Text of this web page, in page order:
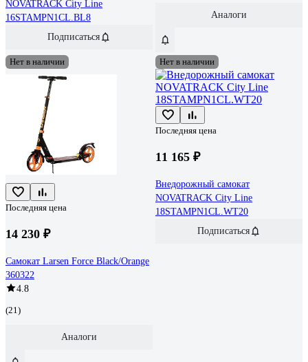
NOVATRACK City Line
16STAMPN1CL.BL8
Подписаться
Аналоги
Нет в наличии
Последняя цена
14 230 ₽
Самокат Larsen Force Black/Orange
360322
4.8
(21)
Аналоги
Нет в наличии
Последняя цена
11 165 ₽
Внедорожный самокат
NOVATRACK City Line
18STAMPN1CL.WT20
Подписаться